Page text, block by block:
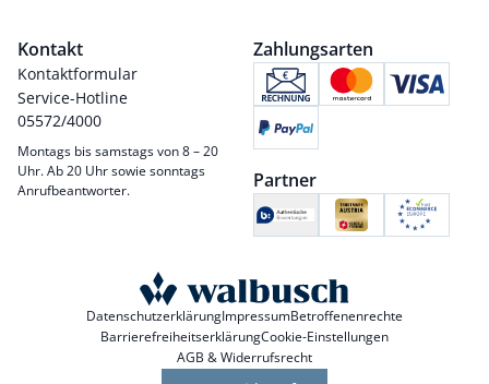
Kontakt
Kontaktformular
Service-Hotline
05572/4000
Montags bis samstags von 8 – 20
Uhr. Ab 20 Uhr sowie sonntags
Anrufbeantworter.
Zahlungsarten
Partner
DatenschutzerklärungImpressumBetroffenenrechte
BarrierefreiheitserklärungCookie-Einstellungen
AGB & Widerrufsrecht